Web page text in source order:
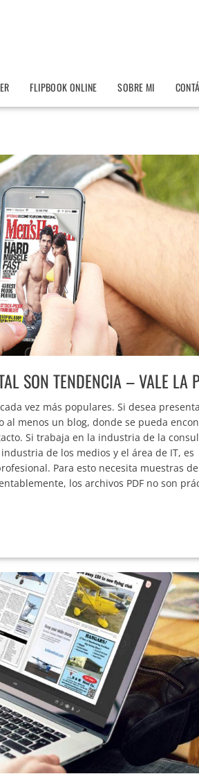
FLIPBOOK ONLINE SOBRE MI
SON TENDENCIA – VALE LA
vez más populares. Si desea
menos un blog, donde se pueda
Si trabaja en la industria de la
de los medios y el área de IT, es
Para esto necesita muestras de
los archivos PDF no son